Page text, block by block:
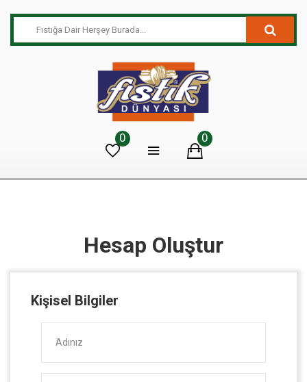
0 0
Hesap Oluştur
Kişisel Bilgiler